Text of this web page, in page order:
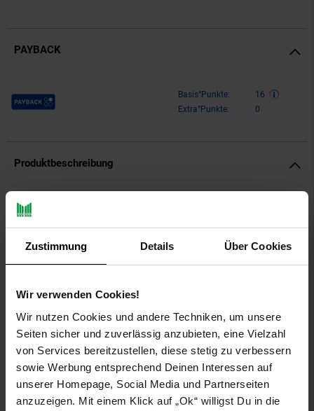
Zustimmung Details Über Cookies
Wir verwenden Cookies!
Wir nutzen Cookies und andere Techniken, um unsere
Seiten sicher und zuverlässig anzubieten, eine Vielzahl
von Services bereitzustellen, diese stetig zu verbessern
sowie Werbung entsprechend Deinen Interessen auf
unserer Homepage, Social Media und Partnerseiten
anzuzeigen. Mit einem Klick auf „Ok“ willigst Du in die
PAYBACK
Payback Punkte Basis°Punkte:
16
Extra°Punkte:
0
Produktbeschreibung
Ritzenhoff & Breker Nobel Whiskyglas 300 ml 6er Set
Zeitlose Klassiker mit Stil: Das markante Rauten-Relief der
nobel Gläser erzeugt schöne Lichteffekte und bietet zugleich
eine angenehme Griffigkeit. Ganz nebenbei isolieren die
gekühlte Getränk ihre Temperatur länger halten können.
lässt uns - wie der Name es sagt - Getränke auch noch mit
reichlich Stil und Eleganz genießen.
Artikeldetails:
Durchmesser: ca. 9 cm
Inhalt: ca. 300 ml